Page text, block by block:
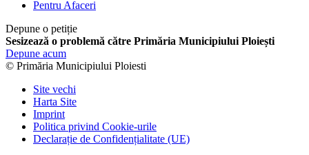
Pentru Afaceri
Depune o petiție
Sesizează o problemă către Primăria Municipiului Ploiești
Depune acum
© Primăria Municipiului Ploiesti
Site vechi
Harta Site
Imprint
Politica privind Cookie-urile
Declarație de Confidențialitate (UE)